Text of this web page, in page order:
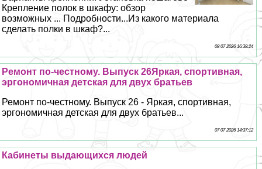
Крепление полок в шкафу: обзор
возможных ... Подробности...Из какого материала
сделать полки в шкаф?...
08 07 2026 16:38:24
Ремонт по-честному. Выпуск 26Яркая, спортивная,
эргономичная детская для двух братьев
Ремонт по-честному. Выпуск 26 - Яркая, спортивная,
эргономичная детская для двух братьев...
07 07 2026 14:37:12
Кабинеты выдающихся людей